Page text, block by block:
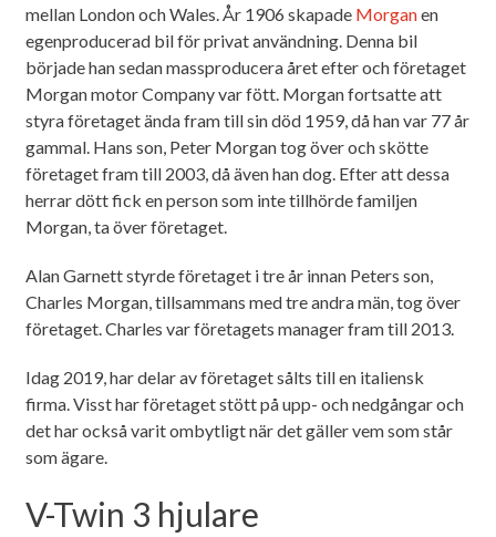
mellan London och Wales. År 1906 skapade Morganen
egenproducerad bil för privat användning. Denna bil
började han sedan massproducera året efter och företaget
Morgan motor Company var fött. Morgan fortsatte att
styra företaget ända fram till sin död 1959, då han var 77 år
gammal. Hans son, Peter Morgan tog över och skötte
företaget fram till 2003, då även han dog. Efter att dessa
herrar dött fick en person som inte tillhörde familjen
Morgan, ta över företaget.
Alan Garnett styrde företaget i tre år innan Peters son,
Charles Morgan, tillsammans med tre andra män, tog över
företaget. Charles var företagets manager fram till 2013.
Idag 2019, har delar av företaget sålts till en italiensk
firma. Visst har företaget stött på upp- och nedgångar och
det har också varit ombytligt när det gäller vem som står
som ägare.
V-Twin 3 hjulare